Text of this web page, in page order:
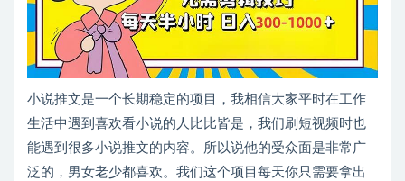
小说推文是一个长期稳定的项目，我相信大家平时在工作
生活中遇到喜欢看小说的人比比皆是，我们刷短视频时也
能遇到很多小说推文的内容。所以说他的受众面是非常广
泛的，男女老少都喜欢。我们这个项目每天你只需要拿出